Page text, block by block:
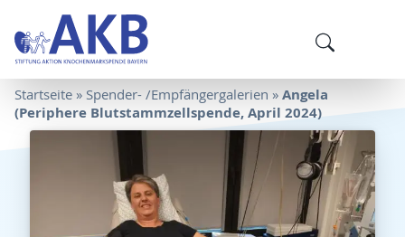
Startseite » Spender- /Empfängergalerien »Angela
(Periphere Blutstammzellspende, April 2024)